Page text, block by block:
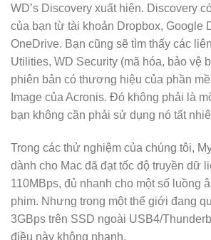
WD’s Discovery xuất hiện. Discovery
của bạn từ tài khoản Dropbox, Google
OneDrive. Bạn cũng sẽ tìm thấy các
Utilities, WD Security (mã hóa, bảo vệ
phiên bản có thương hiệu của phần
Image của Acronis. Đó không phải là
bạn không cần phải sử dụng nó tất
Trong các thử nghiệm của chúng tôi,
dành cho Mac đã đạt tốc độ truyền dữ
110MBps, đủ nhanh cho một số luồng
phim. Nhưng trong một thế giới đang
3GBps trên SSD ngoài USB4/
điều này không nhanh.